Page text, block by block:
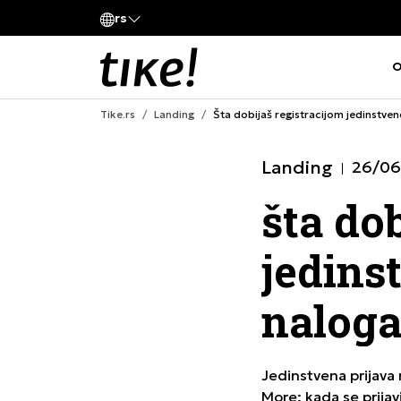
rs
naziva kompanije
Tike.rs Landing Šta dobijaš registracijom
Landing 26/
šta
Jedinstvena prijava
More: kada se